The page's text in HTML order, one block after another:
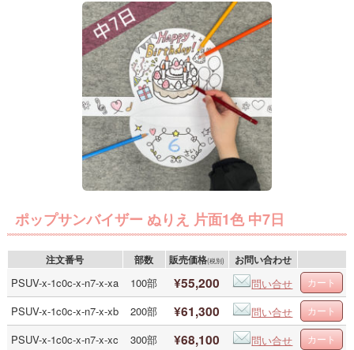
ポップサンバイザー ぬりえ 片面1色 中7日
注文番号 部数 販売価格(税別) お問い合わせ
PSUV-x-1c0c-x-n7-x-xa 100部 ¥55,200
問い合せ
PSUV-x-1c0c-x-n7-x-xb
200部 ¥61,300
問い合せ
PSUV-x-1c0c-x-n7-x-xc
300部 ¥68,100
問い合せ